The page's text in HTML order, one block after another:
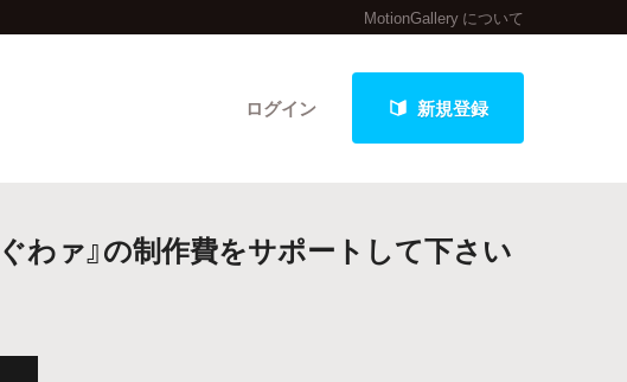
MotionGallery について
ログイン 新規登録
のプロジェクト
わァ』の制作費をサポートして下さい